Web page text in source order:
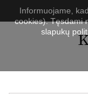
Informuojame,
cookies). Tęsdami
slapukų